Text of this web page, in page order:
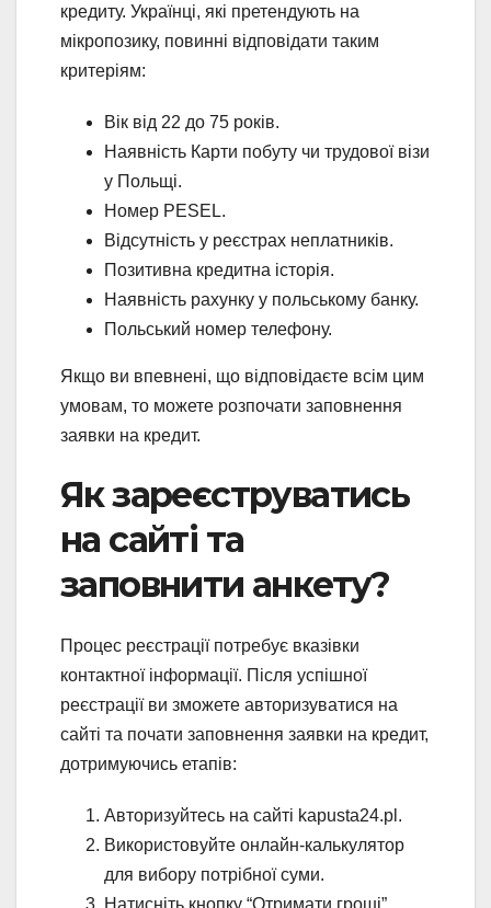
кредиту. Українці, які претендують на
мікропозику, повинні відповідати таким
критеріям:
Вік від 22 до 75 років.
Наявність Карти побуту чи трудової візи
у Польщі.
Номер PESEL.
Відсутність у реєстрах неплатників.
Позитивна кредитна історія.
Наявність рахунку у польському банку.
Польський номер телефону.
Якщо ви впевнені, що відповідаєте всім цим
умовам, то можете розпочати заповнення
заявки на кредит.
Як зареєструватись
на сайті та
заповнити анкету?
Процес реєстрації потребує вказівки
контактної інформації. Після успішної
реєстрації ви зможете авторизуватися на
сайті та почати заповнення заявки на кредит,
дотримуючись етапів:
Авторизуйтесь на сайті kapusta24.pl.
Використовуйте онлайн-калькулятор
для вибору потрібної суми.
Натисніть кнопку “Отримати гроші”.